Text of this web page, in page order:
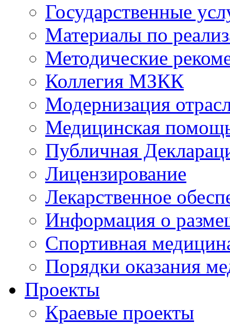
Государственные
Материалы по
Методические
Коллегия МЗКК
Модернизация
Медицинская
Публичная
Лицензирование
Лекарственное
Информация о
Спортивная
Порядки оказания
Проекты
Краевые проекты